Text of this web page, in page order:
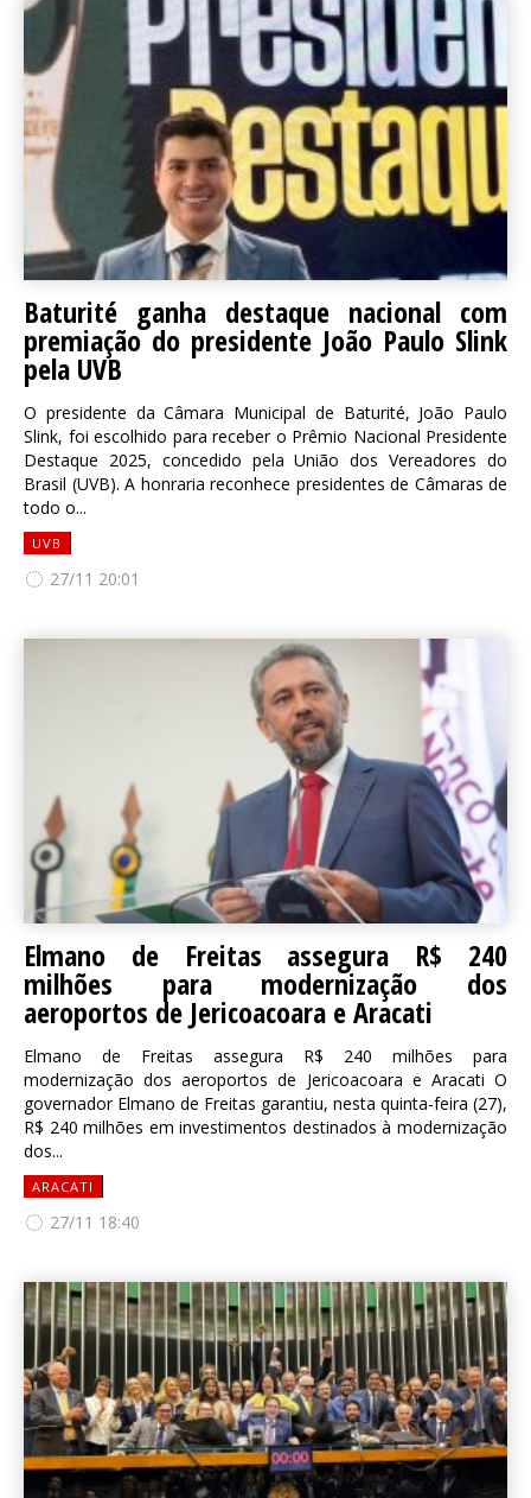
Baturité ganha destaque nacional com
premiação do presidente João Paulo Slink
pela UVB
O presidente da Câmara Municipal de Baturité, João Paulo
Slink, foi escolhido para receber o Prêmio Nacional Presidente
Destaque 2025, concedido pela União dos Vereadores do
Brasil (UVB). A honraria reconhece presidentes de Câmaras de
todo o...
UVB
27/11 20:01
Elmano de Freitas assegura R$ 240
milhões para modernização dos
aeroportos de Jericoacoara e Aracati
Elmano de Freitas assegura R$ 240 milhões para
modernização dos aeroportos de Jericoacoara e Aracati O
governador Elmano de Freitas garantiu, nesta quinta-feira (27),
R$ 240 milhões em investimentos destinados à modernização
dos...
ARACATI
27/11 18:40